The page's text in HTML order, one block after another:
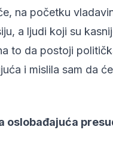
na početku
a ljudi koji su
to da postoji
i mislila sam da
oslobađajuća